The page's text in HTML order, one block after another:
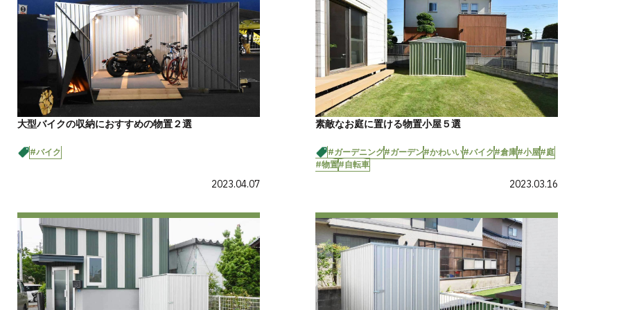
大型バイクの収納におすすめの物置２選
#バイク
2023.04.07
素敵なお庭に置ける物置小屋５選
#ガーデニング#ガーデン#かわいい#バイク#倉庫#小屋#庭
#物置#自転車
2023.03.16